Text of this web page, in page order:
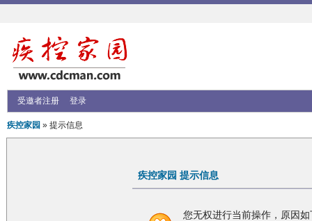
受邀者注册 登录
疾控家园 » 提示信息
疾控家园 提示信息
您无权进行当前操作，原因如